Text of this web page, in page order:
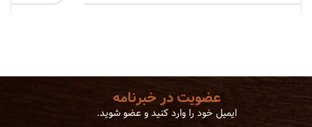
عضویت در خبرنامه
ایمیل خود را وارد کنید و عضو شوید.